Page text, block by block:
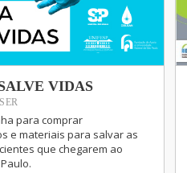
VIDAS
para comprar
e materiais para salvar as
que chegarem ao